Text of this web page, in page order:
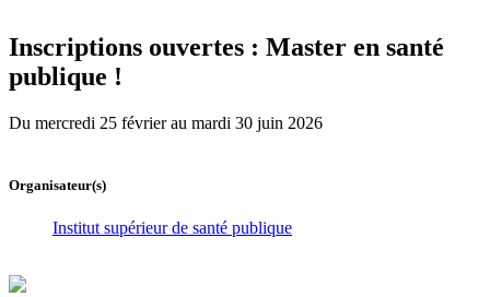
Inscriptions ouvertes : Master en santé
publique !
Du mercredi 25 février au mardi 30 juin 2026
Organisateur(s)
Institut supérieur de santé publique